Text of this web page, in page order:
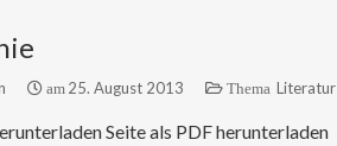
am 25. August 2013 Thema Literatur
Seite als PDF herunterladen